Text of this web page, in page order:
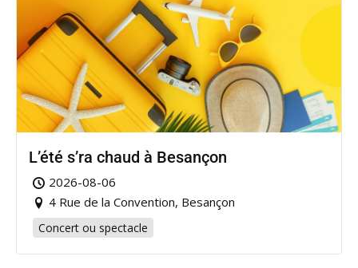
L’été s’ra chaud à Besançon
2026-08-06
4 Rue de la Convention, Besançon
Concert ou spectacle